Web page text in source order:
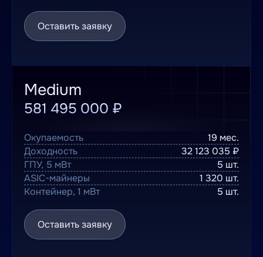
Оставить заявку
Medium
581 495 000 ₽
Окупаемость
19 мес.
Доходность
32 123 035 ₽
ГПУ, 5 мВт
5 шт.
ASIC-майнеры
1 320 шт.
Контейнер, 1 мВт
5 шт.
Оставить заявку